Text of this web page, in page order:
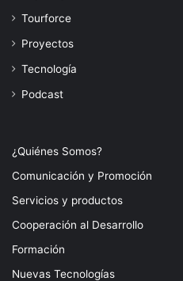
Tourforce
Proyectos
Tecnología
Podcast
¿Quiénes Somos?
Comunicación y Promoción
Servicios y productos
Cooperación al Desarrollo
Formación
Nuevas Tecnologías